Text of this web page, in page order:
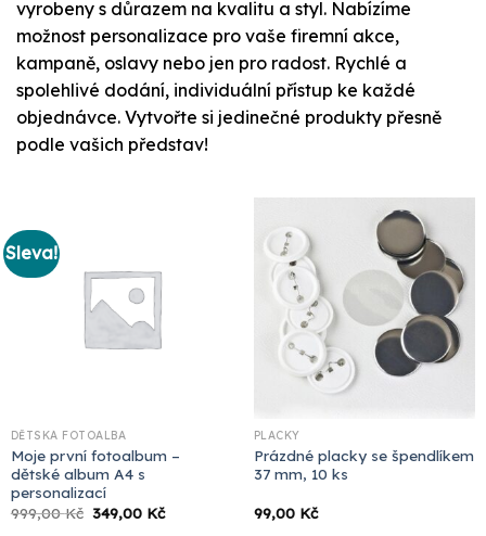
vyrobeny s důrazem na kvalitu a styl. Nabízíme
možnost personalizace pro vaše firemní akce,
kampaně, oslavy nebo jen pro radost. Rychlé a
spolehlivé dodání, individuální přístup ke každé
objednávce. Vytvořte si jedinečné produkty přesně
podle vašich představ!
Sleva!
DĚTSKÁ FOTOALBA
Moje první fotoalbum –
dětské album A4 s
personalizací
999,00Kč Původní
cena
349,00 KčAktuální
PLACKY
Prázdné placky se špendlíkem
37 mm, 10 ks
99,00 Kč